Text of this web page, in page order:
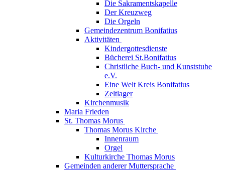
Die Sakramentskapelle
Der Kreuzweg
Die Orgeln
Gemeindezentrum Bonifatius
Aktivitäten
Kindergottesdienste
Bücherei St.Bonifatius
Christliche Buch- und Kunststube
e.V.
Eine Welt Kreis Bonifatius
Zeltlager
Kirchenmusik
Maria Frieden
St. Thomas Morus
Thomas Morus Kirche
Innenraum
Orgel
Kulturkirche Thomas Morus
Gemeinden anderer Muttersprache